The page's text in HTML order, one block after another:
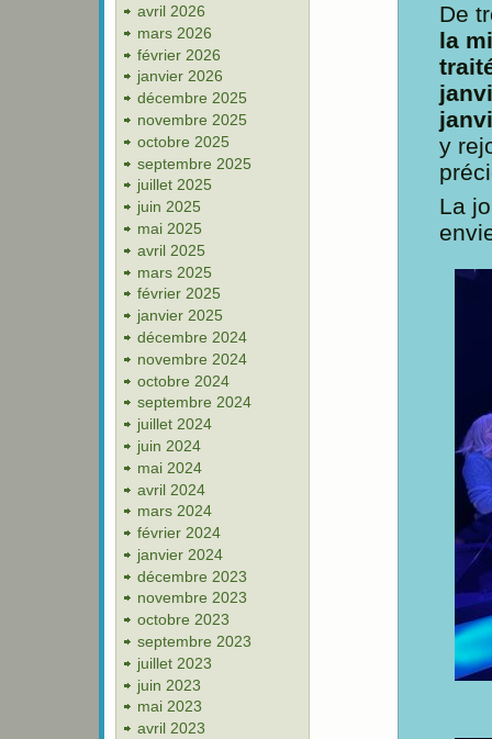
avril 2026
mars 2026
février 2026
janvier 2026
décembre 2025
novembre 2025
octobre 2025
septembre 2025
juillet 2025
juin 2025
mai 2025
avril 2025
mars 2025
février 2025
janvier 2025
décembre 2024
novembre 2024
octobre 2024
septembre 2024
juillet 2024
juin 2024
mai 2024
avril 2024
mars 2024
février 2024
janvier 2024
décembre 2023
novembre 2023
octobre 2023
septembre 2023
juillet 2023
juin 2023
mai 2023
avril 2023
De
la
y
La